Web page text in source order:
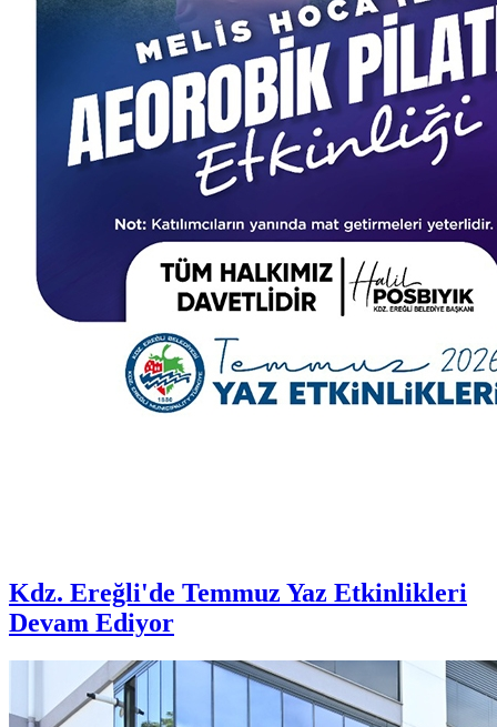
Kdz. Ereğli'de Temmuz Yaz Etkinlikleri
Devam Ediyor